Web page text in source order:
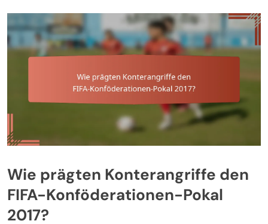
Wie prägten Konterangriffe den
FIFA-Konföderationen-Pokal
2017?